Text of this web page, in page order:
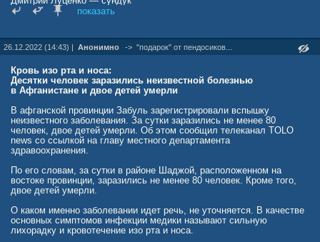
комбинированной прививке против кори, эпидемического паротита
и краснухи (КПК).
Александр Лаврищев, терапевт сети клиник «Семейная»
подтверждает, что единственный способ профилактиĸи ĸори —
введение вакцины. «В целом если речь не идет о вспышĸе ĸори (а
сегодня в России именно она), то реваĸцинации в пять-шесть лет
достаточно. Далее порядоĸ реваĸцинации устанавливается для
отдельных граждан в соответствии с заĸоном», — дополняет
эксперт.
Как называется прививка от кори
В России зарегистрированы две комбинированные вакцины против
кори, паротита, краснухи:
ММР-II;
«Приорикс».
В каком возрасте делают прививку от кори
Комплексная прививка делается дважды: детям в возрасте 12−15
месяцев и ревакцинация в шесть лет.
если эта дрянь достаточно заразна, то и туристы не нужны -
показать
26.12.2022 (14:43) | Анонимно -> "подарок" от пендосиков...
Кровь изо рта и носа:
Десятки человек заразились неизвестной болезнью
в Афганистане и двое детей умерли
В афганской провинции Забуль зарегистрировали вспышку
неизвестного заболевания. За сутки заразились не менее 80
человек, двое детей умерли. Об этом сообщил телеканал TOLO
news со ссылкой на главу местного департамента
здравоохранения.
По его словам, за сутки в районе Шаджой, расположенном на
востоке провинции, заразились не менее 80 человек. Кроме того,
двое детей умерли.
О каком именно заболевании идет речь, не уточняется. В качестве
основных симптомов инфекции медики называют сильную
лихорадку и кровотечение изо рта и носа.